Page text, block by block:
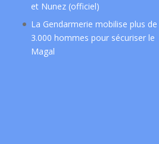
et Nunez (officiel)
La Gendarmerie mobilise plus de
3.000 hommes pour sécuriser le
Magal